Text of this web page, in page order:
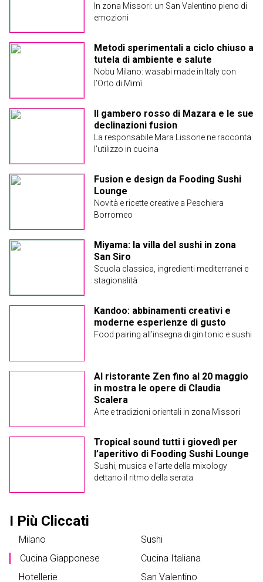
In zona Missori: un San Valentino pieno di
emozioni
Metodi sperimentali a ciclo chiuso a
tutela di ambiente e salute
Nobu Milano: wasabi made in Italy con
l’Orto di Mimì
Il gambero rosso di Mazara e le sue
declinazioni fusion
La responsabile Mara Lissone ne racconta
l'utilizzo in cucina
Fusion e design da Fooding Sushi
Lounge
Novità e ricette creative a Peschiera
Borromeo
Miyama: la villa del sushi in zona
San Siro
Scuola classica, ingredienti mediterranei e
stagionalità
Kandoo: abbinamenti creativi e
moderne esperienze di gusto
Food pairing all’insegna di gin tonic e sushi
Al ristorante Zen fino al 20 maggio
in mostra le opere di Claudia
Scalera
Arte e tradizioni orientali in zona Missori
Tropical sound tutti i giovedì per
l’aperitivo di Fooding Sushi Lounge
Sushi, musica e l’arte della mixology
dettano il ritmo della serata
I Più Cliccati
Milano
Sushi
Cucina Giapponese
Cucina Italiana
Hotellerie
San Valentino